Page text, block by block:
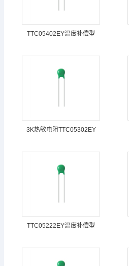
TTC05402EY温度补偿型
3K热敏电阻TTC05302EY
TTC05222EY温度补偿型